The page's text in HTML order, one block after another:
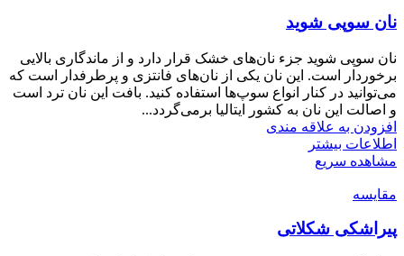
نان سوپی شوید
نان سوپی شوید جزء نان‌های خشک قرار دارد و از ماندگاری بالایی
برخوردار است. این نان یکی از نان‌های فانتزی و پرطرفدار است که
می‌توانید در کنار انواع سوپ‌ها استفاده کنید. بافت این نان ترد است
و اصالت این نان به کشور ایتالیا برمی‌گردد...
افزودن به علاقه مندی
اطلاعات بیشتر
مشاهده سریع
مقایسه
پیراشکی شکلاتی